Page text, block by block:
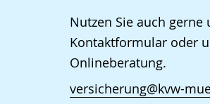
Nutzen Sie auch gerne
Kontaktformular oder
Onlineberatung.
versicherung@kvw-